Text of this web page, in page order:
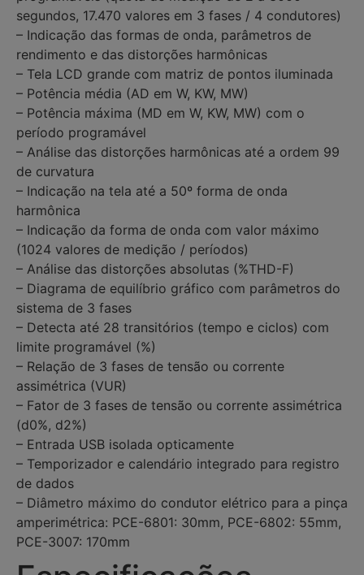
segundos, 17.470 valores em 3 fases / 4 condutores)
– Indicação das formas de onda, parâmetros de
rendimento e das distorções harmônicas
– Tela LCD grande com matriz de pontos iluminada
– Potência média (AD em W, KW, MW)
– Potência máxima (MD em W, KW, MW) com o
período programável
– Análise das distorções harmônicas até a ordem 99
de curvatura
– Indicação na tela até a 50º forma de onda
harmônica
– Indicação da forma de onda com valor máximo
(1024 valores de medição / períodos)
– Análise das distorções absolutas (%THD-F)
– Diagrama de equilíbrio gráfico com parâmetros do
sistema de 3 fases
– Detecta até 28 transitórios (tempo e ciclos) com
limite programável (%)
– Relação de 3 fases de tensão ou corrente
assimétrica (VUR)
– Fator de 3 fases de tensão ou corrente assimétrica
(d0%, d2%)
– Entrada USB isolada opticamente
– Temporizador e calendário integrado para registro
de dados
– Diâmetro máximo do condutor elétrico para a pinça
amperimétrica: PCE-6801: 30mm, PCE-6802: 55mm,
PCE-3007: 170mm